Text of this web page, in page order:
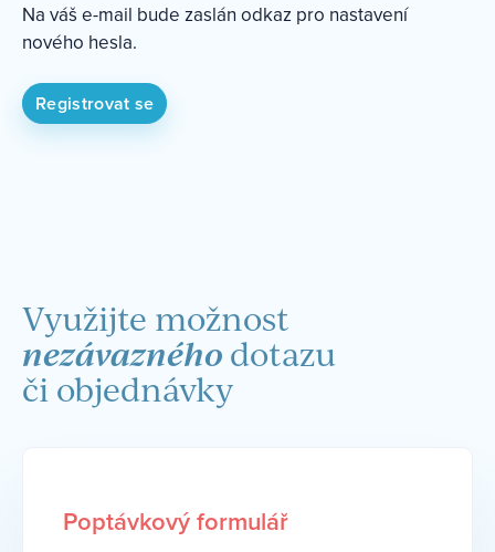
n
Na váš e-mail bude zaslán odkaz pro nastavení
nového hesla.
Registrovat se
Využijte možnost
nezávazného dotazu
či objednávky
Poptávkový formulář